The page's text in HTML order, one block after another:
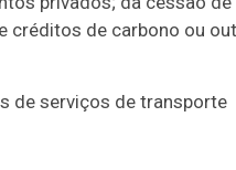
créditos de carbono ou
de serviços de transporte